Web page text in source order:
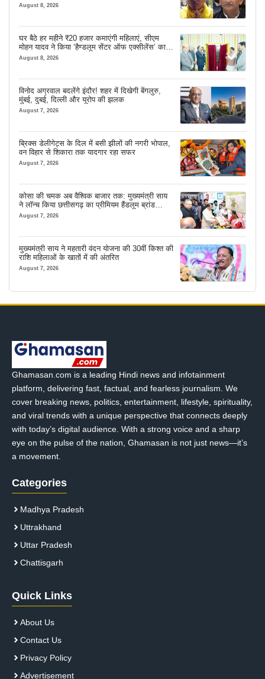
August 8, 2026
घर बैठे हर महीने ₹20 हजार कमाएंगी महिलाएं, सीएम
मोहन यादव ने किया ‘हैण्डलूम सेंटर ऑफ एक्सीलेंस’ का
शुभारंभ
August 8, 2026
विनोद अग्रवाल बदलेंगे इंदौर! शहर में दिखेगी बेंगलुरु,
मुंबई, दुबई, दिल्ली और यूरोप की झलक
August 7, 2026
ब्रिक्स डेलीगेट्स के दिल में बसी झीलों की नगरी भोपाल,
वन विहार से शिकारा तक यादगार रहा सफर
August 7, 2026
कोसा की चमक अब वैश्विक बाजार तक: मुख्यमंत्री साय
ने लॉन्च किया छत्तीसगढ़ का प्रीमियम हैंडलूम ब्रांड
‘कोशल फैब’
August 7, 2026
मुख्यमंत्री साय ने महतारी वंदन योजना की 30वीं किश्त की
राशि महिलाओं के खातों में की अंतरित
August 7, 2026
Ghamasan.com is a leading Hindi news and infotainment
platform, delivering fast, factual, and fearless journalism. We
cover breaking news, politics, entertainment, lifestyle, spirituality,
and viral trends with a unique perspective that connects deeply
with today’s digital audience. With a strong voice and a sharp
eye on the pulse of the nation, Ghamasan is not just news—it’s
a movement.
Categories
Madhya Pradesh
Uttrakhand
Uttar Pradesh
Chattisgarh
Quick Links
About Us
Contact Us
Privacy Policy
Advertisement